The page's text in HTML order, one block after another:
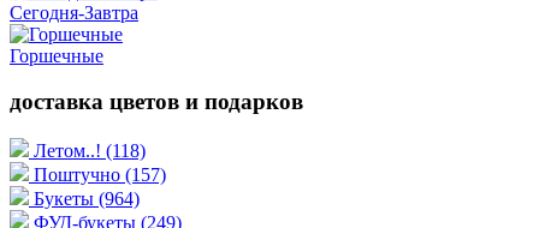
Сегодня-Завтра
Горшечные
доставка цветов и подарков
Летом..! (118)
Поштучно (157)
Букеты (964)
ФУД-букеты (249)